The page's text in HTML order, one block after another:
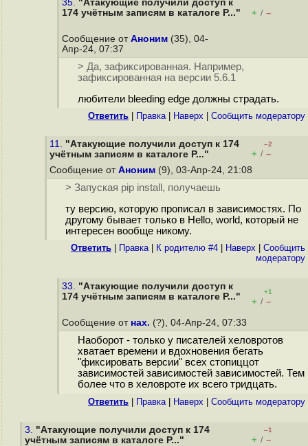
35. "Атакующие получили доступ к
174 учётным записям в каталоге P..."
+ / –
Сообщение от Аноним (35), 04-
Апр-24, 07:37
> Да, зафиксированная. Например,
зафиксированная на версии 5.6.1
любители bleeding edge должны страдать.
Ответить Правка| Наверх Cообщить модератору
11. "Атакующие получили доступ к 174
учётным записям в каталоге P..."
–2
+ / –
Сообщение от Аноним (9), 03-Апр-24, 21:08
> Запуская pip install, получаешь
ту версию, которую прописал в зависимостях. По
другому бывает только в Hello, world, который не
интересен вообще никому.
Ответить Правка| К родителю #4 Наверх
Cообщить
модератору
33. "Атакующие получили доступ к
174 учётным записям в каталоге P..."
+1
+ / –
Сообщение от нах. (?), 04-Апр-24, 07:33
Наоборот - только у писателей хеловротов
хватает времени и вдохновения бегать
"фиксировать версии" всех стопиццот
зависимостей зависимостей зависимостей. Тем
более что в хеловроте их всего тридцать.
Ответить Правка| Наверх Cообщить модератору
3. "Атакующие получили доступ к 174
учётным записям в каталоге P..."
–1
+ / –